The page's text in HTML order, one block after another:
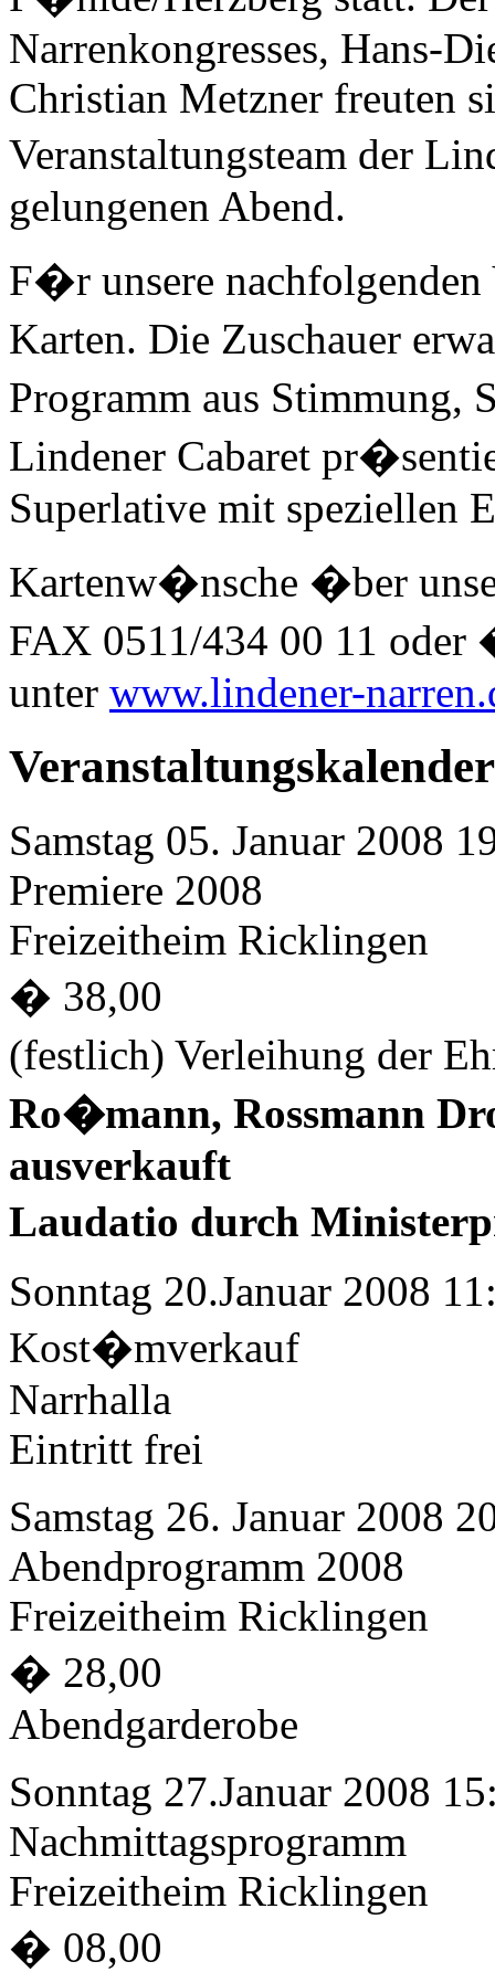
Narrenkongresses, Hans-
Christian Metzner freuten
Veranstaltungsteam der
gelungenen Abend.
F�r unsere nachfolgenden
Karten. Die Zuschauer
Programm aus Stimmung,
Lindener Cabaret
Superlative mit speziellen
Kartenw�nsche �ber
FAX 0511/434 00 11 oder
unter www.lindener-
Samstag 05. Januar 2008
Premiere 2008
Freizeitheim Ricklingen
� 38,00
(festlich) Verleihung der
Ro�mann, Rossmann
ausverkauft
Laudatio durch
Sonntag 20.Januar 2008
Kost�mverkauf
Narrhalla
Eintritt frei
Samstag 26. Januar 2008
Abendprogramm 2008
Freizeitheim Ricklingen
� 28,00
Abendgarderobe
Sonntag 27.Januar 2008
Nachmittagsprogramm
Freizeitheim Ricklingen
� 08,00